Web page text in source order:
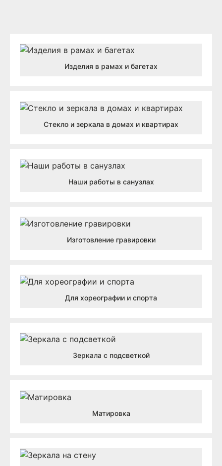
Изделия в рамах и багетах
Стекло и зеркала в домах и квартирах
Наши работы в санузлах
Изготовление гравировки
Для хореографии и спорта
Зеркала с подсветкой
Матировка